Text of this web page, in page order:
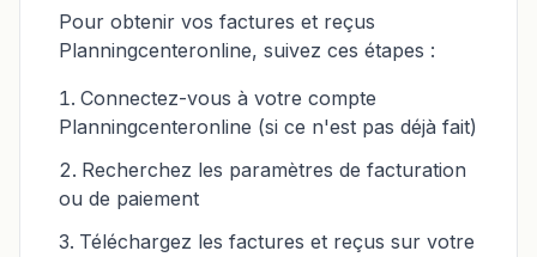
Pour obtenir vos factures et reçus
Planningcenteronline, suivez ces étapes :
Connectez-vous à votre compte
Planningcenteronline (si ce n'est pas déjà fait)
Recherchez les paramètres de facturation
ou de paiement
Téléchargez les factures et reçus sur votre